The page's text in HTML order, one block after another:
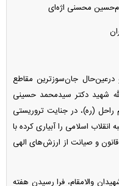
محسنی اژه‌ای
درعین‌حال جان‌سوزترین مقاطع
شهید دکتر سیدمحمد حسینی
(ره)، در جنایت تروریستی
اسلامی را آبیاری کرده با
و صیانت از ارزش‌های الهی
والامقام، فرا رسیدن هفته